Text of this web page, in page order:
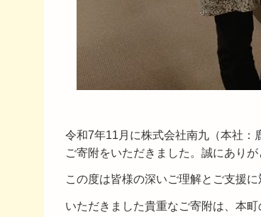
令和7年11月に株式会社南九（本社：
ご寄附をいただきました。誠にありが
この度は皆様の深いご理解とご支援
いただきました貴重なご寄附は、本